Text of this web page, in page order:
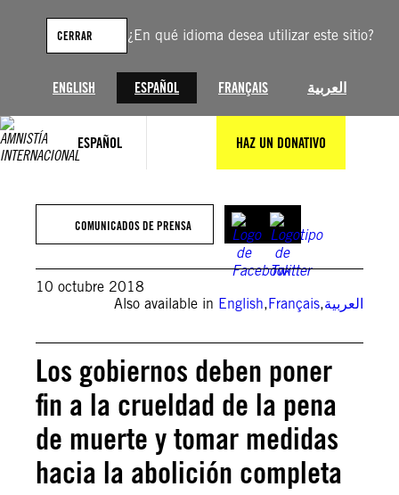
¿En qué idioma desea utilizar este sitio?
ENGLISH ESPAÑOL FRANÇAIS العربية
CERRAR
ESPAÑOL HAZ UN DONATIVO
contenido
COMUNICADOS DE PRENSA
10 octubre 2018
Also available in English,Français,العربية
Los gobiernos deben poner
fin a la crueldad de la pena
de muerte y tomar medidas
hacia la abolición completa